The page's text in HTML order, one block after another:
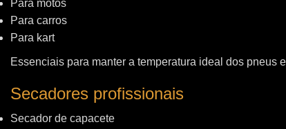
Para motos
Para carros
Para kart
Essenciais para manter a temperatura ideal dos pneus
Secadores profissionais
Secador de capacete